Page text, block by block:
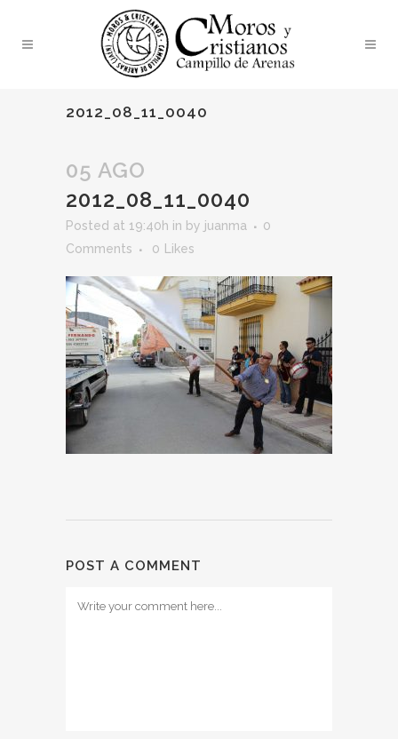
2012_08_11_0040
05 AGO
2012_08_11_0040
Posted at 19:40h in by juanma
0
Comments
0 Likes
POST A COMMENT